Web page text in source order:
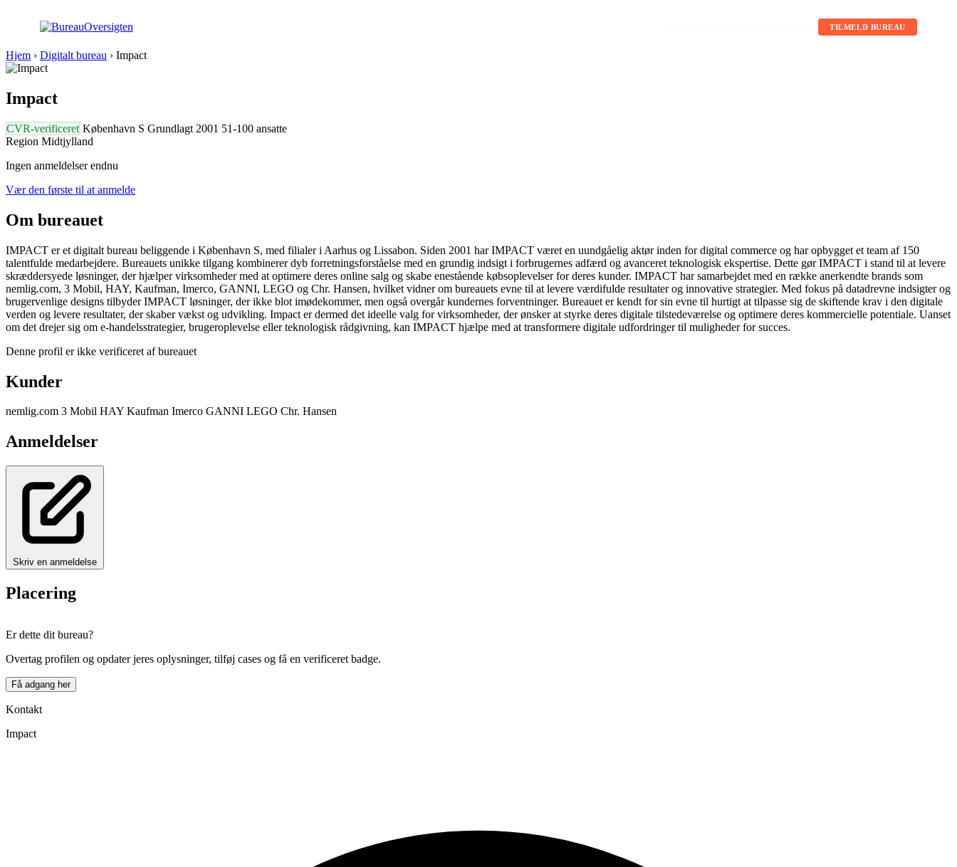
TILMELD BUREAU
Hjem › Digitalt bureau › Impact
Impact
CVR-verificeret København S Grundlagt 2001 51-100 ansatte
Region Midtjylland
Ingen anmeldelser endnu
Vær den første til at anmelde
Om bureauet
IMPACT er et digitalt bureau beliggende i København S, med filialer i Aarhus og Lissabon. Siden 2001 har IMPACT været en uundgåelig aktør inden for digital commerce og har opbygget et team af 150
talentfulde medarbejdere. Bureauets unikke tilgang kombinerer dyb forretningsforståelse med en grundig indsigt i forbrugernes adfærd og avanceret teknologisk ekspertise. Dette gør IMPACT i stand til at levere
skræddersyede løsninger, der hjælper virksomheder med at optimere deres online salg og skabe enestående købsoplevelser for deres kunder. IMPACT har samarbejdet med en række anerkendte brands som
nemlig.com, 3 Mobil, HAY, Kaufman, Imerco, GANNI, LEGO og Chr. Hansen, hvilket vidner om bureauets evne til at levere værdifulde resultater og innovative strategier. Med fokus på datadrevne indsigter og
brugervenlige designs tilbyder IMPACT løsninger, der ikke blot imødekommer, men også overgår kundernes forventninger. Bureauet er kendt for sin evne til hurtigt at tilpasse sig de skiftende krav i den digitale
verden og levere resultater, der skaber vækst og udvikling. Impact er dermed det ideelle valg for virksomheder, der ønsker at styrke deres digitale tilstedeværelse og optimere deres kommercielle potentiale. Uanset
om det drejer sig om e-handelsstrategier, brugeroplevelse eller teknologisk rådgivning, kan IMPACT hjælpe med at transformere digitale udfordringer til muligheder for succes.
Denne profil er ikke verificeret af bureauet
Kunder
nemlig.com 3 Mobil HAY Kaufman Imerco GANNI LEGO Chr. Hansen
Anmeldelser
Skriv en anmeldelse
Placering
+
−
Er dette dit bureau?
Overtag profilen og opdater jeres oplysninger, tilføj cases og få en verificeret badge.
Få adgang her
Kontakt
Impact